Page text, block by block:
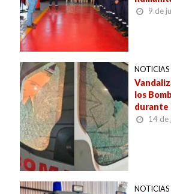
9 de
NOTICIAS
los
durante
14 de
NOTICIAS